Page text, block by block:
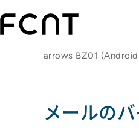
arrows BZ01
メールの